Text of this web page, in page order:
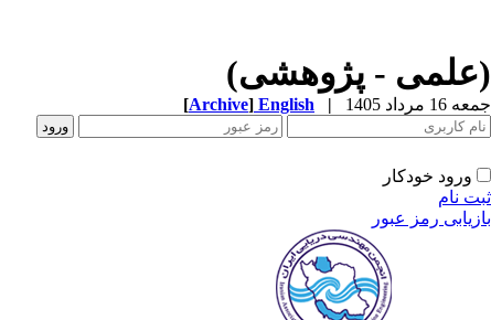
(علمی - پژوهشی)
جمعه 16 مرداد 1405 |
English
[Archive]
ورود خودکار
ثبت نام
بازیابی رمز عبور